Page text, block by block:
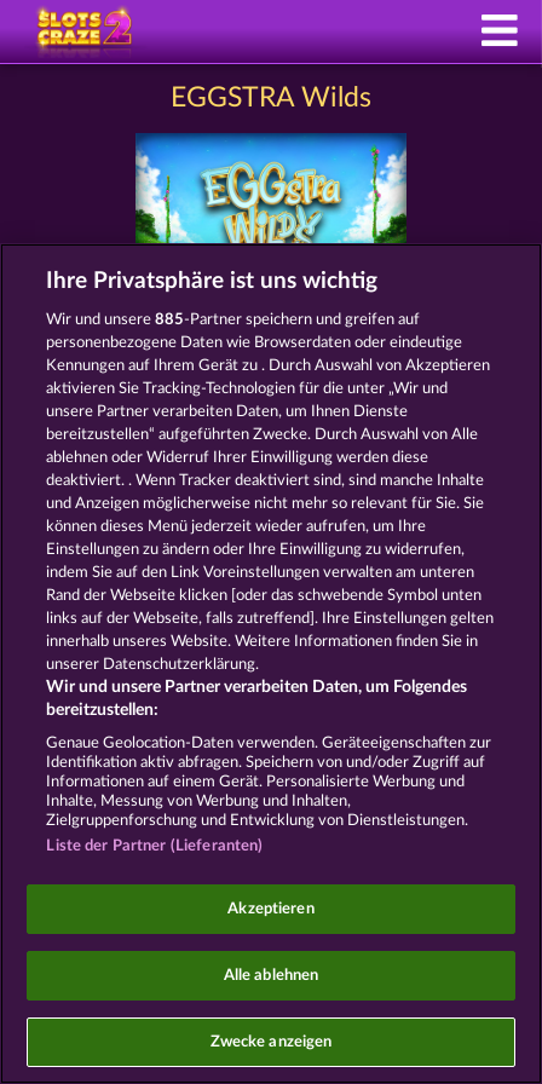
EGGSTRA Wilds
AGB Datenschutz Impressum
Unternehmensseite FAQ Facebook
Widerruf einreichen
Social Casino Spiele dienen der reinen Unterhaltung
und haben keinen Einfluss auf mögliche künftige
Erfolge bei Glücksspielen mit Geldeinsatz.
©2026 Whow Games GmbH
Ihre Privatsphäre ist uns wichtig
Wir und unsere885-Partner speichern und greifen auf
personenbezogene Daten wie Browserdaten oder eindeutige
Kennungen auf Ihrem Gerät zu . Durch Auswahl von Akzeptieren
aktivieren Sie Tracking-Technologien für die unter „Wir und
unsere Partner verarbeiten Daten, um Ihnen Dienste
bereitzustellen“ aufgeführten Zwecke. Durch Auswahl von Alle
ablehnen oder Widerruf Ihrer Einwilligung werden diese
deaktiviert. . Wenn Tracker deaktiviert sind, sind manche Inhalte
und Anzeigen möglicherweise nicht mehr so ​​relevant für Sie. Sie
können dieses Menü jederzeit wieder aufrufen, um Ihre
Einstellungen zu ändern oder Ihre Einwilligung zu widerrufen,
indem Sie auf den Link Voreinstellungen verwalten am unteren
Rand der Webseite klicken [oder das schwebende Symbol unten
links auf der Webseite, falls zutreffend]. Ihre Einstellungen gelten
innerhalb unseres Website. Weitere Informationen finden Sie in
unserer Datenschutzerklärung.
Wir und unsere Partner verarbeiten Daten, um Folgendes
bereitzustellen:
Genaue Geolocation-Daten verwenden. Geräteeigenschaften zur
Identifikation aktiv abfragen. Speichern von und/oder Zugriff auf
Informationen auf einem Gerät. Personalisierte Werbung und
Inhalte, Messung von Werbung und Inhalten,
Zielgruppenforschung und Entwicklung von Dienstleistungen.
Liste der Partner (Lieferanten)
Akzeptieren
Alle ablehnen
Zwecke anzeigen